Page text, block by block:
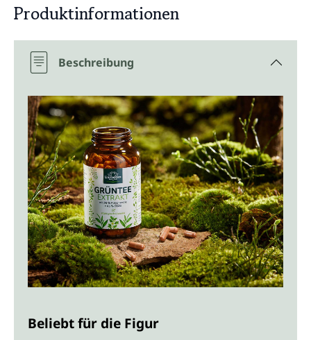
Produktinformationen
Beschreibung
Beliebt für die Figur